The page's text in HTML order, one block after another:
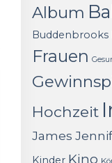
Album
Buddenbrooks
Frauen
Hochzeit
James
Kino